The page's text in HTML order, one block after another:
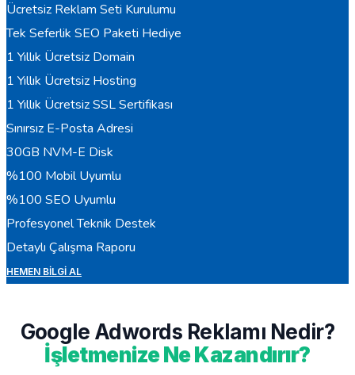
Ücretsiz Reklam Seti Kurulumu
Tek Seferlik SEO Paketi Hediye
1 Yıllık Ücretsiz Domain
1 Yıllık Ücretsiz Hosting
1 Yıllık Ücretsiz SSL Sertifikası
Sınırsız E-Posta Adresi
30GB NVM-E Disk
%100 Mobil Uyumlu
%100 SEO Uyumlu
Profesyonel Teknik Destek
Detaylı Çalışma Raporu
HEMEN BILGI AL
Google Adwords Reklamı Nedir?
İşletmenize Ne Kazandırır?